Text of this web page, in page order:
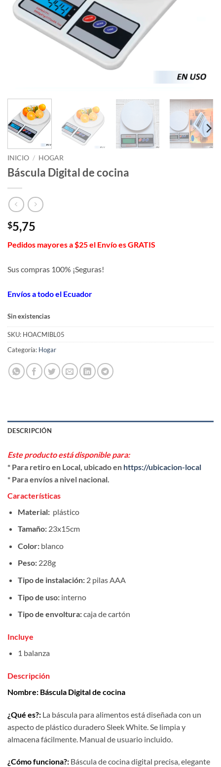
INICIO / HOGAR
Báscula Digital de cocina
$5,75
Pedidos mayores a $25 el Envío es GRATIS
Sus compras 100% ¡Seguras!
Envíos a todo el Ecuador
Sin existencias
SKU: HOACMIBL05
Categoría: Hogar
DESCRIPCIÓN
Este producto está disponible para:
* Para retiro en Local, ubicado en https://ubicacion-local
* Para envíos a nivel nacional.
Características
Material:plástico
Tamaño: 23x15cm
Color: blanco
Peso: 228g
Tipo de instalación: 2 pilas AAA
Tipo de uso: interno
Tipo de envoltura:caja de cartón
Incluye
1 balanza
Descripción
Nombre: Báscula Digital de cocina
¿Qué es?: La báscula para alimentos está diseñada con un
aspecto de plástico duradero Sleek White. Se limpia y
almacena fácilmente. Manual de usuario incluido.
¿Cómo funciona?: Báscula de cocina digital precisa, elegante